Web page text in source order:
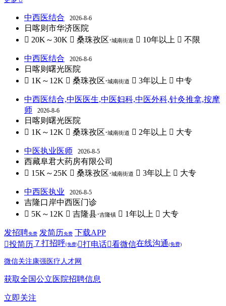
中西医结合 2026-8-6
日喀则市华济医院
 20K～30K  桑珠孜区·城南街道  10年以上  不限
中西医结合 2026-8-6
日喀则曙光医院
 1K～12K  桑珠孜区·城南街道  3年以上  中专
中西医结合,中医医生,中医妇科,中医外科,针灸推拿,按摩
师
2026-8-6
日喀则曙光医院
 1K～12K  桑珠孜区·城南街道  2年以上  大专
中医执业医师 2026-8-5
西藏阜君大药房有限公司
 15K～25K  桑珠孜区·城南街道  3年以上  大专
中西医执业 2026-8-5
吉隆口岸中西医门诊
 5K～12K  吉隆县·吉隆镇  1年以上  大专
发招聘免费 发简历免费 下载APP
投简历 ７ 打招呼(免费) 打电话看微信在线沟通(免费)
微信关注康强医疗人才网
获取全国公立医院招聘信息
立即关注